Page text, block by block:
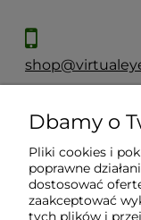
Moje konto
Płatności i
Dbamy o
Pliki cookies i
poprawne
dostosować
zaakceptować
tych plików i